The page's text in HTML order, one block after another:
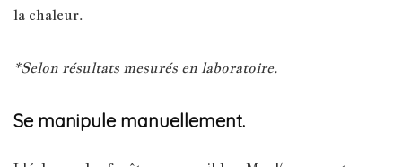
la chaleur.
*Selon résultats mesurés en laboratoire.
Se manipule manuellement.